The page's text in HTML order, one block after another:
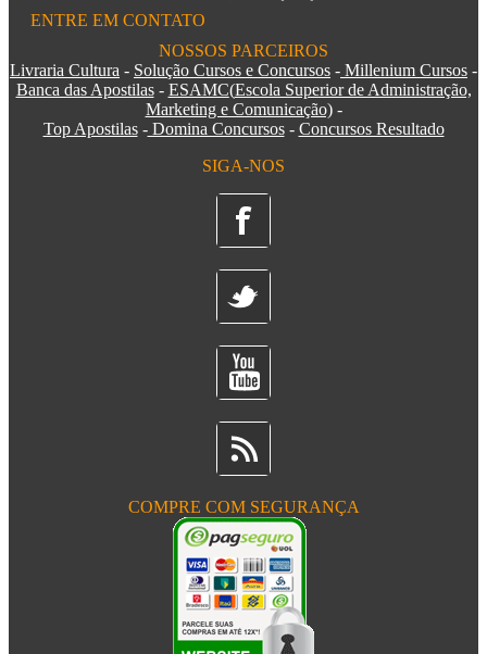
ENTRE EM CONTATO
NOSSOS PARCEIROS
Livraria Cultura - Solução Cursos e Concursos - Millenium Cursos -
Banca das Apostilas- ESAMC(Escola Superior de Administração,
Marketing e Comunicação)-
Top Apostilas-Domina Concursos- Concursos Resultado
SIGA-NOS
COMPRE COM SEGURANÇA